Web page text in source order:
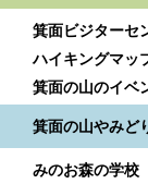
箕面ビジターセ
ハイキングマッ
箕面の山のイベ
箕面の山やみど
みのお森の学校